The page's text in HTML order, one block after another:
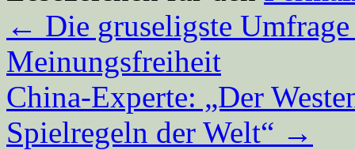
← Die gruseligste
Meinungsfreiheit
China-Experte: „Der
Spielregeln der Welt“ →